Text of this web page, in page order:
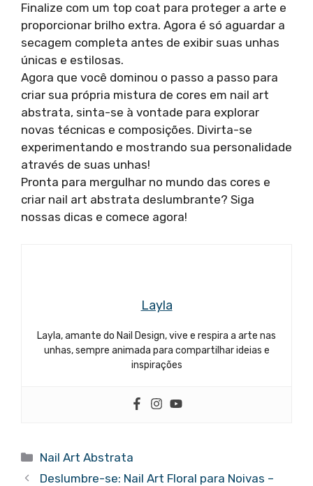
Finalize com um top coat para proteger a arte e
proporcionar brilho extra. Agora é só aguardar a
secagem completa antes de exibir suas unhas
únicas e estilosas.
Agora que você dominou o passo a passo para
criar sua própria mistura de cores em nail art
abstrata, sinta-se à vontade para explorar
novas técnicas e composições. Divirta-se
experimentando e mostrando sua personalidade
através de suas unhas!
Pronta para mergulhar no mundo das cores e
criar nail art abstrata deslumbrante? Siga
nossas dicas e comece agora!
Layla
Layla, amante do Nail Design, vive e respira a arte nas
unhas, sempre animada para compartilhar ideias e
inspirações
Categorias
Nail Art Abstrata
Deslumbre-se: Nail Art Floral para Noivas –